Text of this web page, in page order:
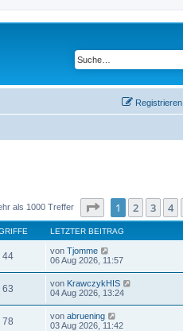
Registrieren
als 1000 Treffer Seite von40
1 2 3 4
LETZTER BEITRAG
44 von Tjomme
06 Aug 2026, 11:57
63 von KrawczykHIS
04 Aug 2026, 13:24
78 von abruening
03 Aug 2026, 11:42